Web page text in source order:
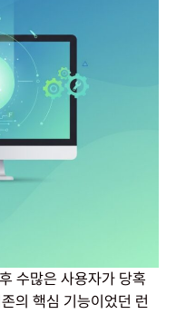
수많은 사용자가 당혹
의 핵심 기능이었던 런